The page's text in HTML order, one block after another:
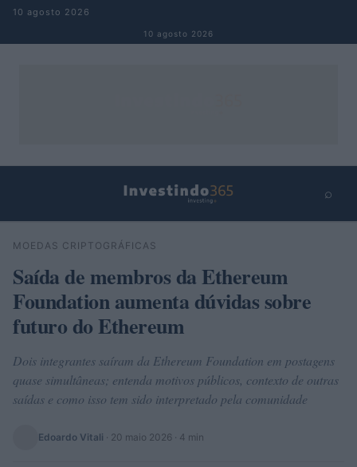
Pular para o conteúdo
10 agosto 2026
10 agosto 2026
⌕
Buscar
MOEDAS CRIPTOGRÁFICAS
Saída de membros da Ethereum
Foundation aumenta dúvidas sobre
futuro do Ethereum
Dois integrantes saíram da Ethereum Foundation em postagens
quase simultâneas; entenda motivos públicos, contexto de outras
saídas e como isso tem sido interpretado pela comunidade
Edoardo Vitali · 20 maio 2026 · 4 min